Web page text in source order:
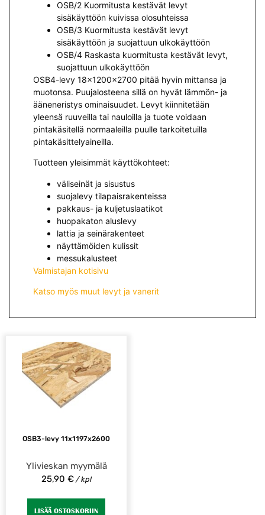
OSB/2 Kuormitusta kestävät levyt
sisäkäyttöön kuivissa olosuhteissa
OSB/3 Kuormitusta kestävät levyt
sisäkäyttöön ja suojattuun ulkokäyttöön
OSB/4 Raskasta kuormitusta kestävät levyt,
suojattuun ulkokäyttöön
OSB4-levy 18x1200x2700 pitää hyvin mittansa ja
muotonsa. Puujalosteena sillä on hyvät lämmön- ja
ääneneristys ominaisuudet. Levyt kiinnitetään
yleensä ruuveilla tai nauloilla ja tuote voidaan
pintakäsitellä normaaleilla puulle tarkoitetuilla
pintakäsittelyaineilla.
Tuotteen yleisimmät käyttökohteet:
väliseinät ja sisustus
suojalevy tilapaisrakenteissa
pakkaus- ja kuljetuslaatikot
huopakaton aluslevy
lattia ja seinärakenteet
näyttämöiden kulissit
messukalusteet
Valmistajan kotisivu
Katso myös muut levyt ja vanerit
OSB3-levy 11x1197x2600
Ylivieskan myymälä
25,90 €/ kpl
LISÄÄ OSTOSKORIIN